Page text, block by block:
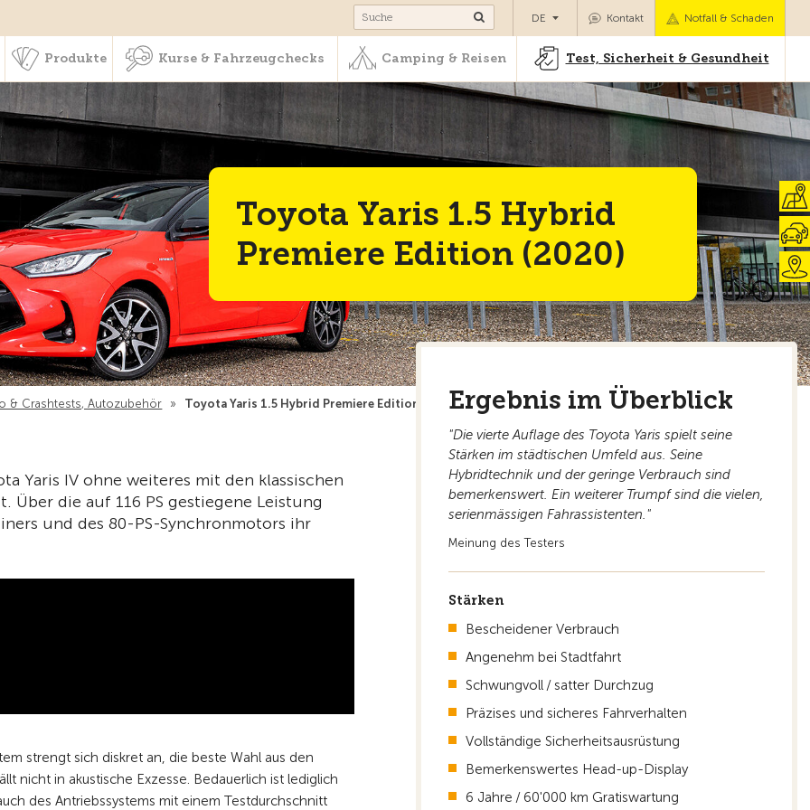
Kurse & Fahrzeugchecks Camping & Reisen Test, Sicherheit & Gesundheit
Kontakt Notfall & Schaden
DE
Produkte Kurse & Fahrzeugchecks Camping & Reisen Test, Sicherheit & Gesundheit
Toyota Yaris 1.5 Hybrid
Premiere Edition (2020)
& Crashtests, Autozubehör » Toyota Yaris 1.5 Hybrid Premiere Edition (2020)
Zur Übersicht
­Yaris IV ohne weiteres mit den klassischen
die auf 116 PS gestiegene Leistung
und des 80-PS-Synchron­motors ihr
strengt sich diskret an, die beste Wahl aus den
nicht in akustische Exzesse. Bedauerlich ist lediglich
des Antriebssystems mit einem Testdurchschnitt
Ergebnis im Überblick
"Die vierte Auflage des Toyota Yaris spielt seine
Stärken im städtischen Umfeld aus. Seine
Hybridtechnik und der geringe Verbrauch sind
bemerkenswert. Ein weiterer Trumpf sind die vielen,
serien­mässigen Fahrassistenten."
Meinung des Testers
Stärken
Bescheidener Verbrauch
Angenehm bei Stadtfahrt
Schwungvoll / satter Durchzug
Präzises und sicheres Fahrverhalten
Vollständige Sicherheitsausrüstung
Bemerkenswertes Head-up-Display
6 Jahre / 60'000 km Gratiswartung